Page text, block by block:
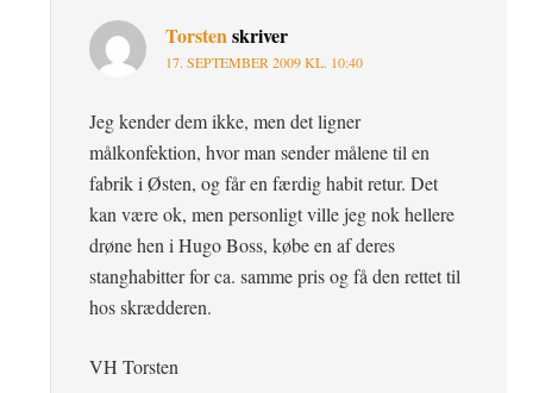
Torstenskriver
17. SEPTEMBER 2009 KL. 10:40
Jeg kender dem ikke, men det ligner
målkonfektion, hvor man sender målene til en
fabrik i Østen, og får en færdig habit retur. Det
kan være ok, men personligt ville jeg nok hellere
drøne hen i Hugo Boss, købe en af deres
stanghabitter for ca. samme pris og få den rettet til
hos skrædderen.
VH Torsten